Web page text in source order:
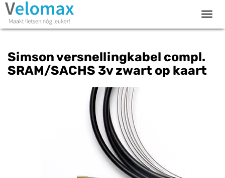
Simson versnellingkabel compl.
SRAM/SACHS 3v zwart op kaart